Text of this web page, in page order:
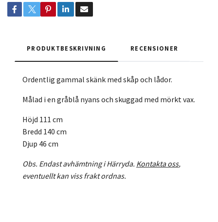
PRODUKTBESKRIVNING RECENSIONER
Ordentlig gammal skänk med skåp och lådor.
Målad i en gråblå nyans och skuggad med mörkt vax.
Höjd 111 cm
Bredd 140 cm
Djup 46 cm
Obs. Endast avhämtning i Härryda. Kontakta oss,
eventuellt kan viss frakt ordnas.